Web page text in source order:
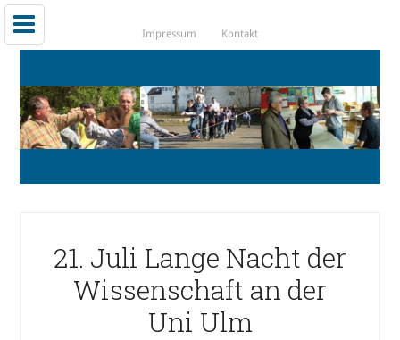
Impressum Kontakt
21. Juli Lange Nacht der
Wissenschaft an der
Uni Ulm